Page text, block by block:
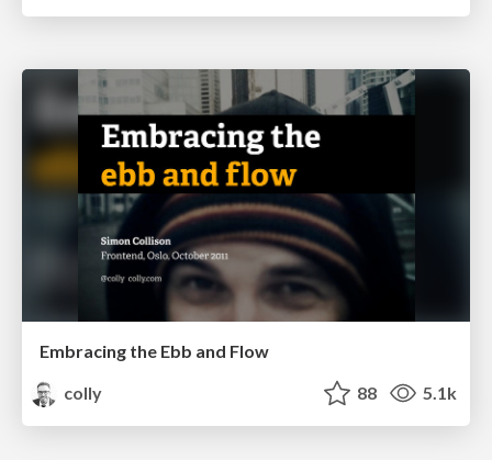
Embracing the Ebb and Flow
colly
88 5.1k